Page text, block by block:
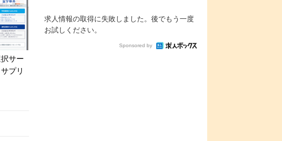
サー
プリ
求人情報の取得に失敗しました。後でもう一度
お試しください。
Sponsored by